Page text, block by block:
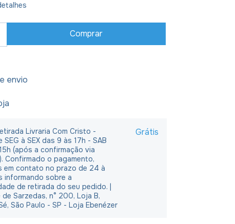
envio
Livraria Com Cristo -
SEG à SEX das 9 às 17h - SAB
(após a confirmação via
Confirmado o pagamento,
em contato no prazo de 24 à
informando sobre a
de retirada do seu pedido. |
de Sarzedas, n° 200, Loja B,
São Paulo - SP - Loja Ebenézer
Grátis